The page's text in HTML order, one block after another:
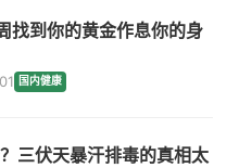
找到你的黄金作息你的身
国内健康
三伏天暴汗排毒的真相太